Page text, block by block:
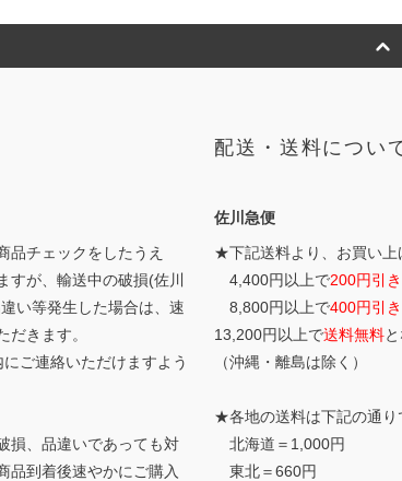
品チェックをしたうえ
すが、輸送中の破損(佐川
い等発生した場合は、速
だきます。
ご連絡いただけますよう
損、品違いであっても対
品到着後速やかにご購入
配送・送料につい
佐川急便
★下記送料より、お買い上
4,400円以上で200円引き
8,800円以上で400円引き
13,200円以上で送料無料
（沖縄・離島は除く）
★各地の送料は下記の通り
北海道＝1,000円
東北＝660円